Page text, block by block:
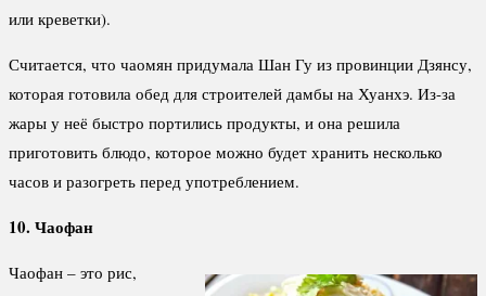
или креветки).
Считается, что чаомян придумала Шан Гу из провинции Дзянсу,
которая готовила обед для строителей дамбы на Хуанхэ. Из-за
жары у неё быстро портились продукты, и она решила
приготовить блюдо, которое можно будет хранить несколько
часов и разогреть перед употреблением.
10. Чаофан
Чаофан – это рис,